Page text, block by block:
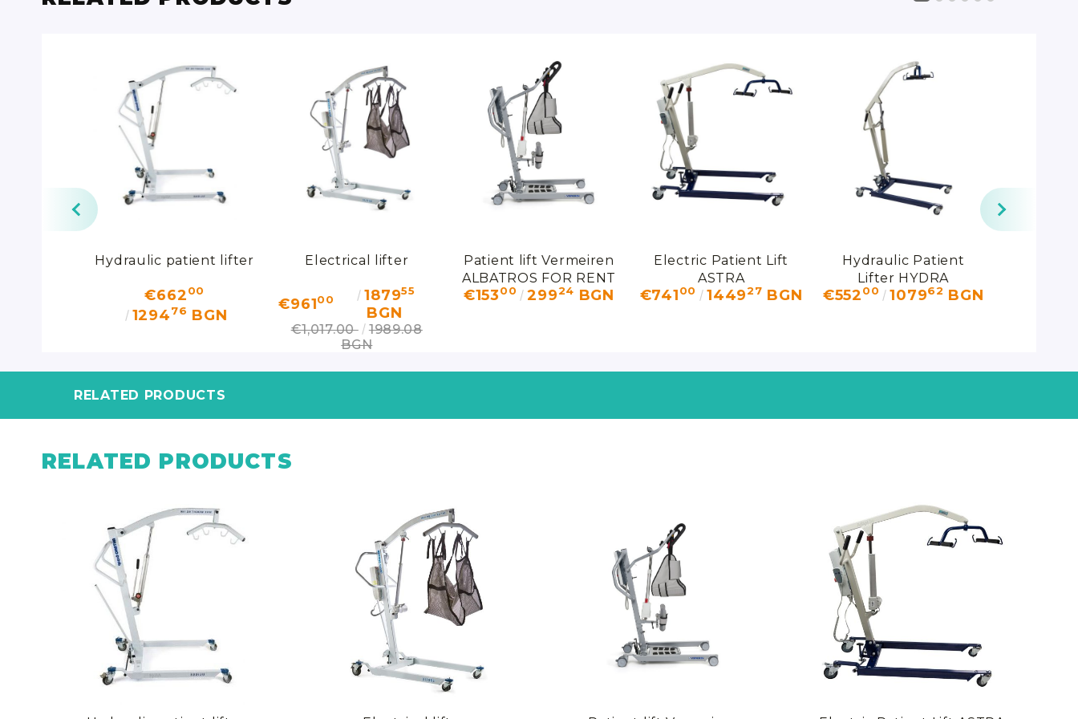
Hydraulic patient lifter
€66200
129476 BGN
Electrical lifter
€96100 187955
BGN
€1,017.00
1989.08
BGN
Patient lift Vermeiren
ALBATROS FOR RENT
€15300 29924 BGN
Electric Patient Lift
ASTRA
€74100 144927 BGN
Hydraulic Patient
Lifter HYDRA
€55200 107962 BGN
RELATED PRODUCTS
RELATED PRODUCTS